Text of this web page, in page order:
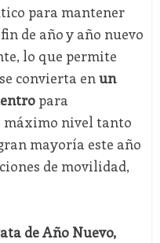
para mantener
de año y año nuevo
lo que permite
convierta enun
para
máximo nivel tanto
mayoría este año
de movilidad,
de Año Nuevo,